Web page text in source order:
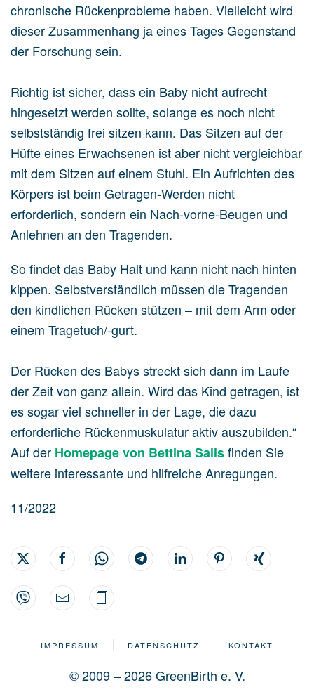
chronische Rückenprobleme haben. Vielleicht wird
dieser Zusammenhang ja eines Tages Gegenstand
der Forschung sein.
Richtig ist sicher, dass ein Baby nicht aufrecht
hingesetzt werden sollte, solange es noch nicht
selbstständig frei sitzen kann. Das Sitzen auf der
Hüfte eines Erwachsenen ist aber nicht vergleichbar
mit dem Sitzen auf einem Stuhl. Ein Aufrichten des
Körpers ist beim Getragen-Werden nicht
erforderlich, sondern ein Nach-vorne-Beugen und
Anlehnen an den Tragenden.
So findet das Baby Halt und kann nicht nach hinten
kippen. Selbstverständlich müssen die Tragenden
den kindlichen Rücken stützen – mit dem Arm oder
einem Tragetuch/-gurt.
Der Rücken des Babys streckt sich dann im Laufe
der Zeit von ganz allein. Wird das Kind getragen, ist
es sogar viel schneller in der Lage, die dazu
erforderliche Rückenmuskulatur aktiv auszubilden.“
Auf der Homepage von Bettina Salisfinden Sie
weitere interessante und hilfreiche Anregungen.
11/2022
IMPRESSUM DATENSCHUTZ KONTAKT
© 2009 – 2026 GreenBirth e. V.